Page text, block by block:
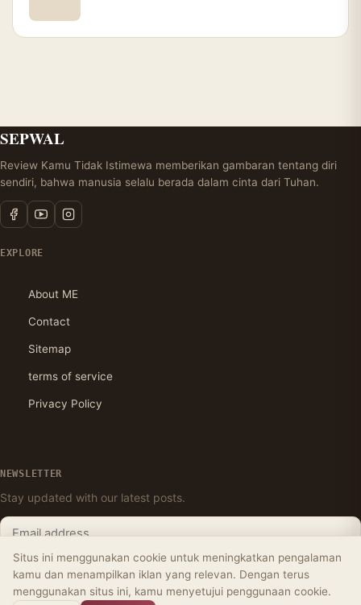
SEPWAL
Review Kamu Tidak Istimewa memberikan gambaran tentang diri
sendiri, bahwa manusia selalu berada dalam cinta dari Tuhan.
EXPLORE
About ME
Contact
Sitemap
terms of service
Privacy Policy
NEWSLETTER
Stay updated with our latest posts.
Subscribe
Situs ini menggunakan cookie untuk meningkatkan pengalaman
kamu dan menampilkan iklan yang relevan. Dengan terus
menggunakan situs ini, kamu menyetujui penggunaan cookie.